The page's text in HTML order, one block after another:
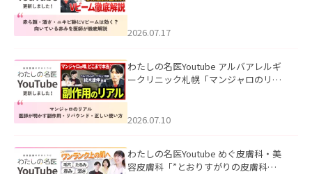
した。
2026.07.17
わたしの名医Youtube アルバアレルギ
ークリニック札幌「マンジャロのリア
た。
2026.07.10
わたしの名医Youtube めぐ皮膚科・美
容皮膚科「”とおりすがりの皮膚科